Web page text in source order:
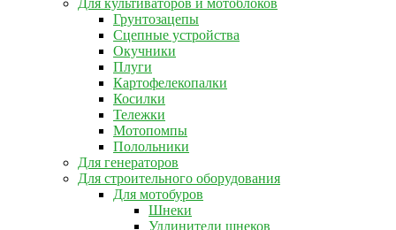
Для культиваторов и мотоблоков
Грунтозацепы
Сцепные устройства
Окучники
Плуги
Картофелекопалки
Косилки
Тележки
Мотопомпы
Полольники
Для генераторов
Для строительного оборудования
Для мотобуров
Шнеки
Удлинители шнеков